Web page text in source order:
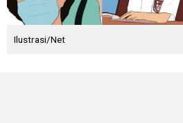
Ilustrasi/Net